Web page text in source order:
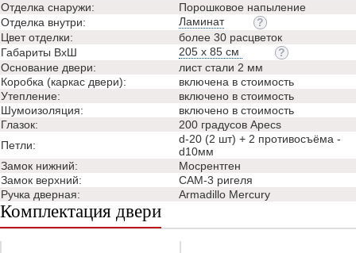
Отделка снаружи:
Порошковое напыление
Отделка внутри:
Ламинат
Цвет отделки:
более 30 расцветок
Габариты ВхШ
205 х 85 см
Основание двери:
лист стали 2 мм
Коробка (каркас двери):
включена в стоимость
Утепление:
включено в стоимость
Шумоизоляция:
включено в стоимость
Глазок:
200 градусов Apecs
Петли:
d-20 (2 шт) + 2 противосъёма -
d10мм
Замок нижний:
Мосрентген
Замок верхний:
САМ-3 ригеля
Ручка дверная:
Аrmadillo Mercury
Комплектация двери